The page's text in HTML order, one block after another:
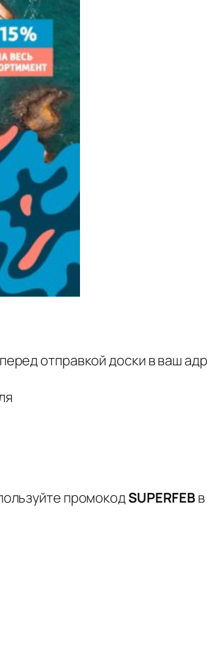
отправкой доски в ваш
промокодSUPERFEB